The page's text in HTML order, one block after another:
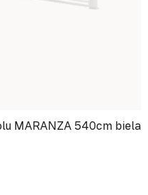
MARANZA 540cm biela